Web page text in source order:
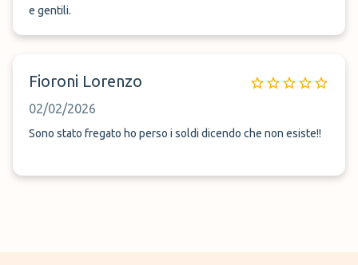
e gentili.
Fioroni Lorenzo
02/02/2026
Sono stato fregato ho perso i soldi dicendo che non esiste!!